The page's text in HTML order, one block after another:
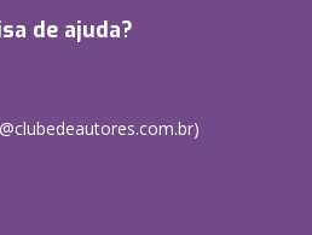
de ajuda?